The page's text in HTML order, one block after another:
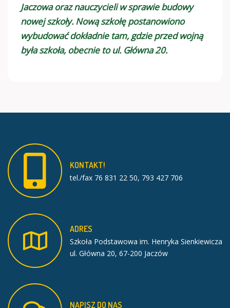
Jaczowa oraz nauczycieli w sprawie budowy
nowej szkoły. Nową szkołę postanowiono
wybudować dokładnie tam, gdzie przed wojną
była szkoła, obecnie to ul. Główna 20.
KONTAKT!
tel./fax 76 831 22 50, 793 427 706
ADRES
Szkoła Podstawowa im. Henryka Sienkiewicza
ul. Główna 20, 67-200 Jaczów
NAPISZDO NAS